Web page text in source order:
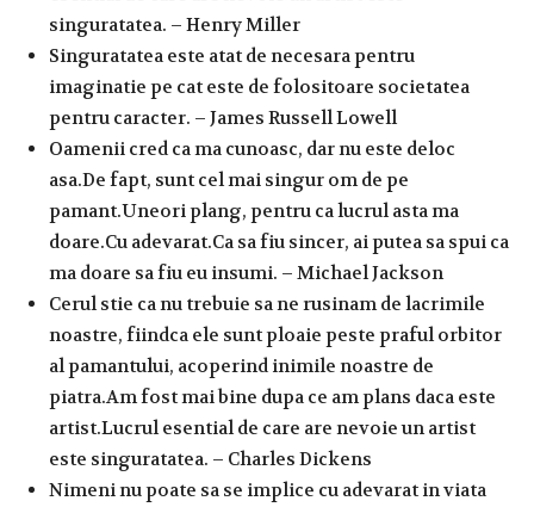
singuratatea. – Henry Miller
Singuratatea este atat de necesara pentru
imaginatie pe cat este de folositoare societatea
pentru caracter. – James Russell Lowell
Oamenii cred ca ma cunoasc, dar nu este deloc
asa.De fapt, sunt cel mai singur om de pe
pamant.Uneori plang, pentru ca lucrul asta ma
doare.Cu adevarat.Ca sa fiu sincer, ai putea sa spui ca
ma doare sa fiu eu insumi. – Michael Jackson
Cerul stie ca nu trebuie sa ne rusinam de lacrimile
noastre, fiindca ele sunt ploaie peste praful orbitor
al pamantului, acoperind inimile noastre de
piatra.Am fost mai bine dupa ce am plans daca este
artist.Lucrul esential de care are nevoie un artist
este singuratatea. – Charles Dickens
Nimeni nu poate sa se implice cu adevarat in viata